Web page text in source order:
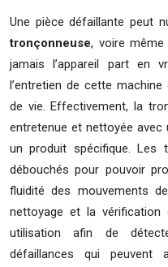
Une pièce défaillante peut
tronçonneuse, voire même
jamais l’appareil part en
l’entretien de cette
de vie. Effectivement, la
entretenue et nettoyée
un produit spécifique. Les
débouchés pour pouvoir
fluidité des mouvements
nettoyage et la vérification
utilisation afin de
défaillances qui peuvent